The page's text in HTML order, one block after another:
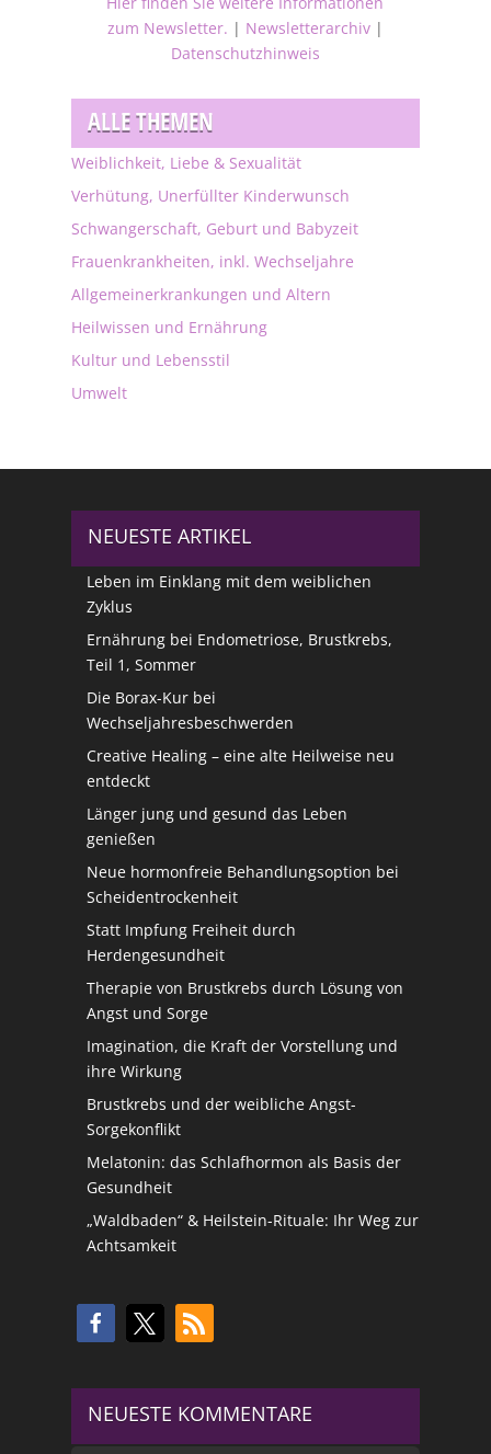
zum Newsletter. | Newsletterarchiv|
Datenschutzhinweis
ALLE THEMEN
Weiblichkeit, Liebe & Sexualität
Verhütung, Unerfüllter Kinderwunsch
Schwangerschaft, Geburt und Babyzeit
Frauenkrankheiten, inkl. Wechseljahre
Allgemeinerkrankungen und Altern
Heilwissen und Ernährung
Kultur und Lebensstil
Umwelt
NEUESTE ARTIKEL
Leben im Einklang mit dem weiblichen
Zyklus
Ernährung bei Endometriose, Brustkrebs,
Teil 1, Sommer
Die Borax-Kur bei
Wechseljahresbeschwerden
Creative Healing – eine alte Heilweise neu
entdeckt
Länger jung und gesund das Leben
genießen
Neue hormonfreie Behandlungsoption bei
Scheidentrockenheit
Statt Impfung Freiheit durch
Herdengesundheit
Therapie von Brustkrebs durch Lösung von
Angst und Sorge
Imagination, die Kraft der Vorstellung und
ihre Wirkung
Brustkrebs und der weibliche Angst-
Sorgekonflikt
Melatonin: das Schlafhormon als Basis der
Gesundheit
„Waldbaden“ & Heilstein-Rituale: Ihr Weg zur
Achtsamkeit
NEUESTE KOMMENTARE